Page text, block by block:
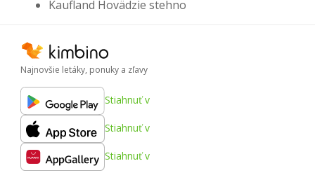
Kaufland Hovädzie stehno
Najnovšie letáky, ponuky a zľavy
Stiahnuť v
Stiahnuť v
Stiahnuť v